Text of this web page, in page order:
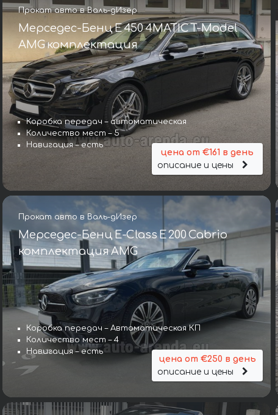
Прокат авто в Валь-дИзер
Мерседес-Бенц E 450 4MATIC T-Model
AMG комплектация
Коробка передач – автоматическая
Количество мест – 5
Навигация – есть
цена от €161 в день
описание и цены
Прокат авто в Валь-дИзер
Мерседес-Бенц E-Class E 200 Cabrio
комплектация AMG
Коробка передач – Автоматическая КП
Количество мест – 4
Навигация – есть
цена от €250 в день
описание и цены